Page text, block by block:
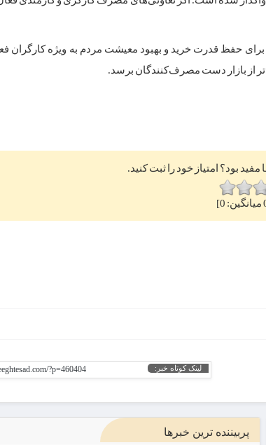
برای حفظ قدرت خرید و بهبود معیشت مردم به ویژه کارگران
از بازار دست مصرف‌کنندگان برسد.
بود؟ امتیاز خود را ثبت کنید.
میانگین: 0
]
لینک کوتاه خبر: ?p=460404
پربیننده ترین خبرها